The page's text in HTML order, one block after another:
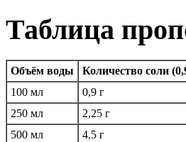
Таблица
Объём воды
Количество соли
100 мл
0,9 г
250 мл
2,25 г
500 мл
4,5 г